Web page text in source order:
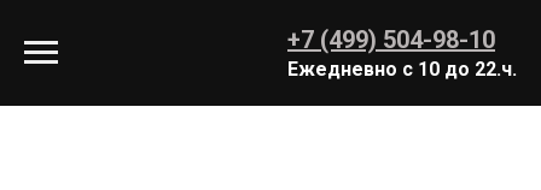
+7 (499) 504-98-10
Ежедневно с 10 до 22.ч.